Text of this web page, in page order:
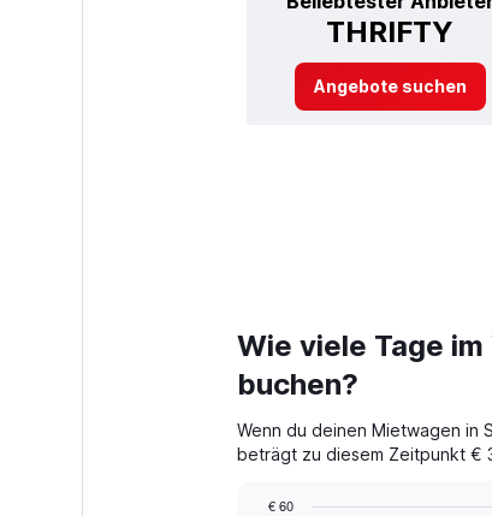
THRIFTY
Angebote suchen
Wie viele Tage
buchen?
Wenn du deinen Mietwagen in
beträgt zu diesem Zeitpunkt €
€ 60